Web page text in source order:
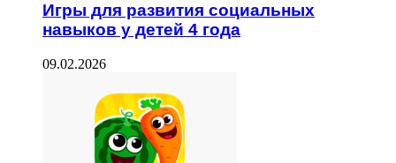
Игры для развития социальных
навыков у детей 4 года
09.02.2026